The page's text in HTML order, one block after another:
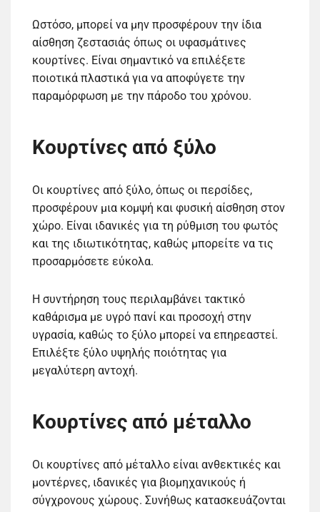
Ωστόσο, μπορεί να μην προσφέρουν την ίδια
αίσθηση ζεστασιάς όπως οι υφασμάτινες
κουρτίνες. Είναι σημαντικό να επιλέξετε
ποιοτικά πλαστικά για να αποφύγετε την
παραμόρφωση με την πάροδο του χρόνου.
Κουρτίνες από ξύλο
Οι κουρτίνες από ξύλο, όπως οι περσίδες,
προσφέρουν μια κομψή και φυσική αίσθηση στον
χώρο. Είναι ιδανικές για τη ρύθμιση του φωτός
και της ιδιωτικότητας, καθώς μπορείτε να τις
προσαρμόσετε εύκολα.
Η συντήρηση τους περιλαμβάνει τακτικό
καθάρισμα με υγρό πανί και προσοχή στην
υγρασία, καθώς το ξύλο μπορεί να επηρεαστεί.
Επιλέξτε ξύλο υψηλής ποιότητας για
μεγαλύτερη αντοχή.
Κουρτίνες από μέταλλο
Οι κουρτίνες από μέταλλο είναι ανθεκτικές και
μοντέρνες, ιδανικές για βιομηχανικούς ή
σύγχρονους χώρους. Συνήθως κατασκευάζονται